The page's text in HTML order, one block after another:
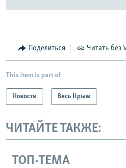
Поделиться Читать без
This item is part of
Новости Весь Крым
ЧИТАЙТЕ ТАКЖЕ:
ТОП-ТЕМА